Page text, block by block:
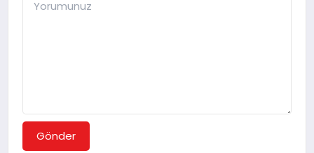
Gönder